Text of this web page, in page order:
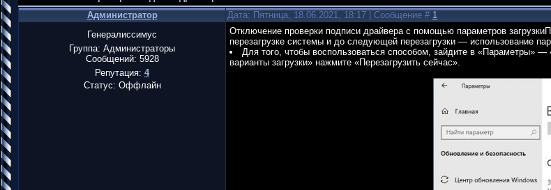
Администратор
Дата: Пятница, 18.06.2021, 18:17 | Сообщение # 1
Генералиссимус
Группа: Администраторы
Сообщений: 5928
Репутация: 4
Статус: Оффлайн
Отключение проверки подписи драйвера с помощью параметров
перезагрузке системы и до следующей перезагрузки — использование
Для того, чтобы воспользоваться способом, зайдите в «Параметры»
варианты загрузки» нажмите «Перезагрузить сейчас».